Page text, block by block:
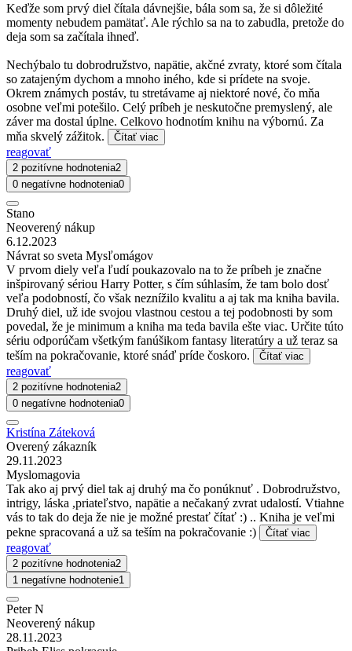
Keďže som prvý diel čítala dávnejšie, bála som sa, že si dôležité
momenty nebudem pamätať. Ale rýchlo sa na to zabudla, pretože do
deja som sa začítala ihneď.
Nechýbalo tu dobrodružstvo, napätie, akčné zvraty, ktoré som čítala
so zatajeným dychom a mnoho iného, kde si prídete na svoje.
Okrem známych postáv, tu stretávame aj niektoré nové, čo mňa
osobne veľmi potešilo. Celý príbeh je neskutočne premyslený, ale
záver ma dostal úplne. Celkovo hodnotím knihu na výbornú. Za
mňa skvelý zážitok.
Čítať viac
reagovať
2 pozitívne hodnotenia2
0 negatívne hodnotenia0
Stano
Neoverený nákup
6.12.2023
Návrat so sveta Mysľomágov
V prvom diely veľa ľudí poukazovalo na to že príbeh je značne
inšpirovaný sériou Harry Potter, s čím súhlasím, že tam bolo dosť
veľa podobností, čo však neznížilo kvalitu a aj tak ma kniha bavila.
Druhý diel, už ide svojou vlastnou cestou a tej podobnosti by som
povedal, že je minimum a kniha ma teda bavila ešte viac. Určite túto
sériu odporúčam všetkým fanúšikom fantasy literatúry a už teraz sa
teším na pokračovanie, ktoré snáď príde čoskoro.
Čítať viac
reagovať
2 pozitívne hodnotenia2
0 negatívne hodnotenia0
Kristína Záteková
Overený zákazník
29.11.2023
Myslomagovia
Tak ako aj prvý diel tak aj druhý ma čo ponúknuť . Dobrodružstvo,
intrigy, láska ,priateľstvo, napätie a nečakaný zvrat udalostí. Vtiahne
vás to tak do deja že nie je možné prestať čítať :) .. Kniha je veľmi
pekne spracovaná a už sa teším na pokračovanie :)
Čítať viac
reagovať
2 pozitívne hodnotenia2
1 negatívne hodnotenie1
Peter N
Neoverený nákup
28.11.2023